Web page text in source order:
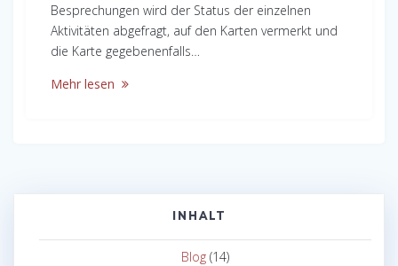
Besprechungen wird der Status der einzelnen
Aktivitäten abgefragt, auf den Karten vermerkt und
die Karte gegebenenfalls…
Mehr lesen
INHALT
Blog (14)